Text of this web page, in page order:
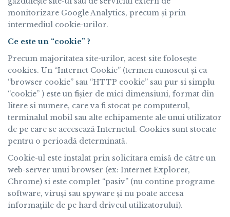
monitorizare Google Analytics, precum și prin
intermediul cookie-urilor.
Ce este un “cookie” ?
Precum majoritatea site-urilor, acest site folosește
cookies. Un “Internet Cookie” (termen cunoscut și ca
“browser cookie” sau “HTTP cookie” sau pur si simplu
“cookie” ) este un fișier de mici dimensiuni, format din
litere si numere, care va fi stocat pe computerul,
terminalul mobil sau alte echipamente ale unui utilizator
de pe care se accesează Internetul. Cookies sunt stocate
pentru o perioadă determinată.
Cookie-ul este instalat prin solicitara emisă de către un
web-server unui browser (ex: Internet Explorer,
Chrome) si este complet “pasiv” (nu contine programe
software, viruși sau spyware și nu poate accesa
informațiile de pe hard driveul utilizatorului).